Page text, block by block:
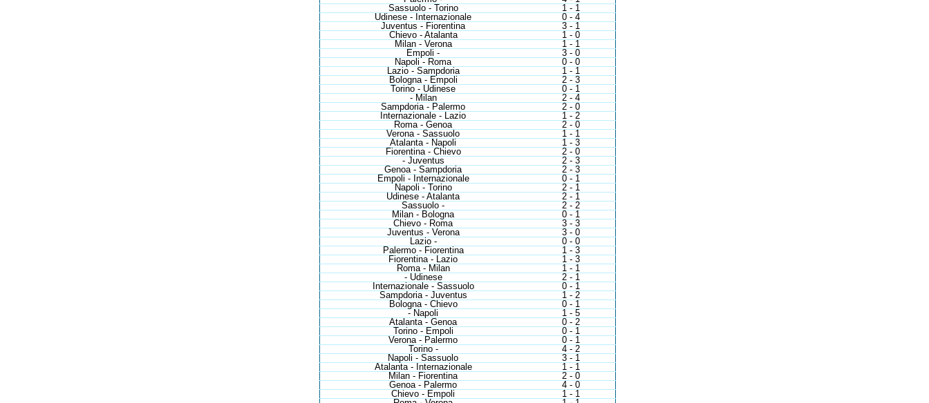
Sassuolo - Torino
1 - 1
Udinese - Internazionale
0 - 4
Juventus - Fiorentina
3 - 1
Chievo - Atalanta
1 - 0
Milan - Verona
1 - 1
Empoli -
3 - 0
Napoli - Roma
0 - 0
Lazio - Sampdoria
1 - 1
Bologna - Empoli
2 - 3
Torino - Udinese
0 - 1
- Milan
2 - 4
Sampdoria - Palermo
2 - 0
Internazionale - Lazio
1 - 2
Roma - Genoa
2 - 0
Verona - Sassuolo
1 - 1
Atalanta - Napoli
1 - 3
Fiorentina - Chievo
2 - 0
- Juventus
2 - 3
Genoa - Sampdoria
2 - 3
Empoli - Internazionale
0 - 1
Napoli - Torino
2 - 1
Udinese - Atalanta
2 - 1
Sassuolo -
2 - 2
Milan - Bologna
0 - 1
Chievo - Roma
3 - 3
Juventus - Verona
3 - 0
Lazio -
0 - 0
Palermo - Fiorentina
1 - 3
Fiorentina - Lazio
1 - 3
Roma - Milan
1 - 1
- Udinese
2 - 1
Internazionale - Sassuolo
0 - 1
Sampdoria - Juventus
1 - 2
Bologna - Chievo
0 - 1
- Napoli
1 - 5
Atalanta - Genoa
0 - 2
Torino - Empoli
0 - 1
Verona - Palermo
0 - 1
Torino -
4 - 2
Napoli - Sassuolo
3 - 1
Atalanta - Internazionale
1 - 1
Milan - Fiorentina
2 - 0
Genoa - Palermo
4 - 0
Chievo - Empoli
1 - 1